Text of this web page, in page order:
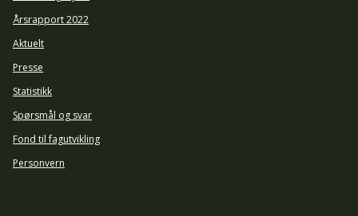
Årsrapport 2022
Aktuelt
Presse
Statistikk
Spørsmål og svar
Fond til fagutvikling
Personvern